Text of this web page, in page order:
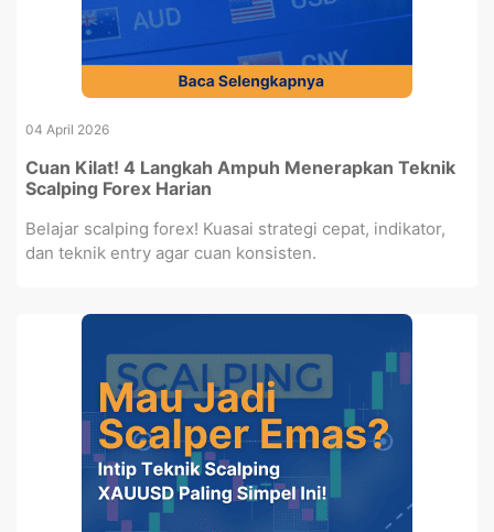
04 April 2026
Cuan Kilat! 4 Langkah Ampuh Menerapkan Teknik
Scalping Forex Harian
Belajar scalping forex! Kuasai strategi cepat, indikator,
dan teknik entry agar cuan konsisten.